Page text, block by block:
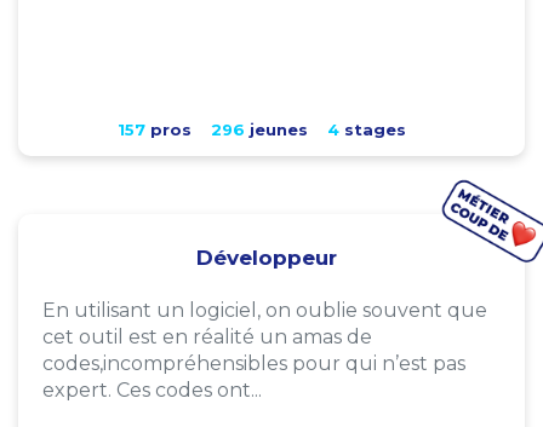
157 pros 296 jeunes 4 stages
Développeur
En utilisant un logiciel, on oublie souvent que
cet outil est en réalité un amas de
codes,incompréhensibles pour qui n’est pas
expert. Ces codes ont...